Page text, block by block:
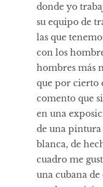
donde yo
su equipo de
las que
con los
hombres más
que por cierto
comento que
en una
de una
blanca, de
cuadro me
una cubana